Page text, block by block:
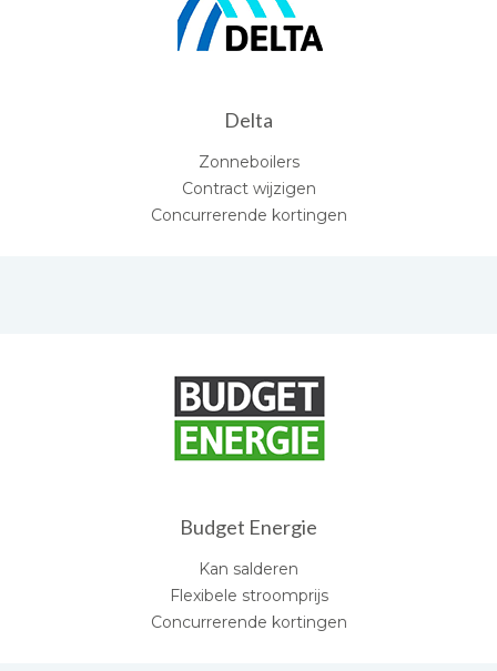
Delta
Zonneboilers
Contract wijzigen
Concurrerende kortingen
Budget Energie
Kan salderen
Flexibele stroomprijs
Concurrerende kortingen